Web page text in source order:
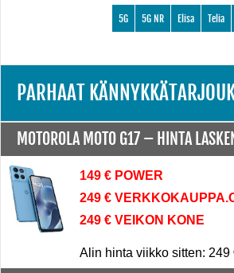
Telia
Elisa
5G NR
5G
PARHAAT
MOTOROLA MOTO G17 – HINTA
149 € POWER
249 €
249 € VEIKON KONE
Alin hinta viikko sitten: 249